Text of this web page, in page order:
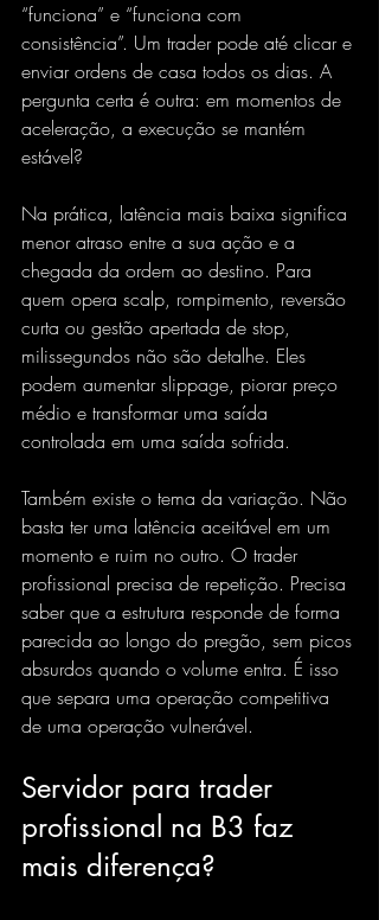
“funciona” e “funciona com
consistência”. Um trader pode até clicar e
enviar ordens de casa todos os dias. A
pergunta certa é outra: em momentos de
aceleração, a execução se mantém
estável?
Na prática, latência mais baixa significa
menor atraso entre a sua ação e a
chegada da ordem ao destino. Para
quem opera scalp, rompimento, reversão
curta ou gestão apertada de stop,
milissegundos não são detalhe. Eles
podem aumentar slippage, piorar preço
médio e transformar uma saída
controlada em uma saída sofrida.
Também existe o tema da variação. Não
basta ter uma latência aceitável em um
momento e ruim no outro. O trader
profissional precisa de repetição. Precisa
saber que a estrutura responde de forma
parecida ao longo do pregão, sem picos
absurdos quando o volume entra. É isso
que separa uma operação competitiva
de uma operação vulnerável.
Servidor para trader
profissional na B3 faz
mais diferença?